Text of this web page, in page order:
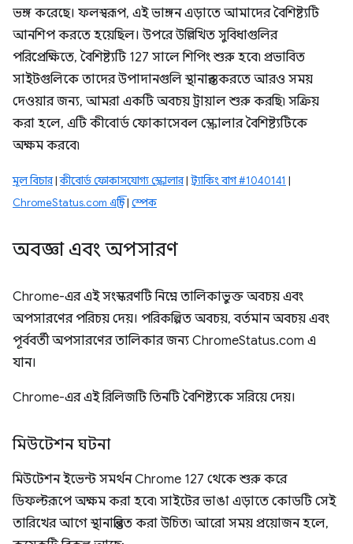
ভঙ্গ করেছে। ফলস্বরূপ, এই ভাঙ্গন এড়াতে আমাদের বৈশিষ্ট্যটি
আনশিপ করতে হয়েছিল। উপরে উল্লিখিত সুবিধাগুলির
পরিপ্রেক্ষিতে, বৈশিষ্ট্যটি 127 সালে শিপিং শুরু হবে৷ প্রভাবিত
সাইটগুলিকে তাদের উপাদানগুলি স্থানান্তর করতে আরও সময়
দেওয়ার জন্য, আমরা একটি অবচয় ট্রায়াল শুরু করছি৷ সক্রিয়
করা হলে, এটি কীবোর্ড ফোকাসেবল স্ক্রোলার বৈশিষ্ট্যটিকে
অক্ষম করবে৷
মূল বিচার|কীবোর্ড ফোকাসযোগ্য স্ক্রোলার| ট্র্যাকিং বাগ #1040141 |
ChromeStatus.com এন্ট্রি| স্পেক
অবজ্ঞা এবং অপসারণ
Chrome-এর এই সংস্করণটি নিম্নে তালিকাভুক্ত অবচয় এবং
অপসারণের পরিচয় দেয়। পরিকল্পিত অবচয়, বর্তমান অবচয় এবং
পূর্ববর্তী অপসারণের তালিকার জন্য ChromeStatus.com এ
যান।
Chrome-এর এই রিলিজটি তিনটি বৈশিষ্ট্যকে সরিয়ে দেয়।
মিউটেশন ঘটনা
মিউটেশন ইভেন্ট সমর্থন Chrome 127 থেকে শুরু করে
ডিফল্টরূপে অক্ষম করা হবে৷ সাইটের ভাঙা এড়াতে কোডটি সেই
তারিখের আগে স্থানান্তরিত করা উচিত৷ আরো সময় প্রয়োজন হলে,